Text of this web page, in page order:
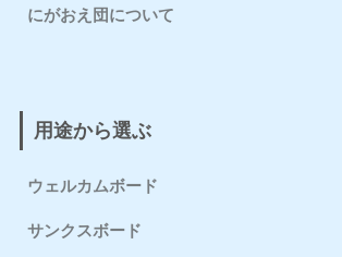
にがおえ団について
用途から選ぶ
ウェルカムボード
サンクスボード